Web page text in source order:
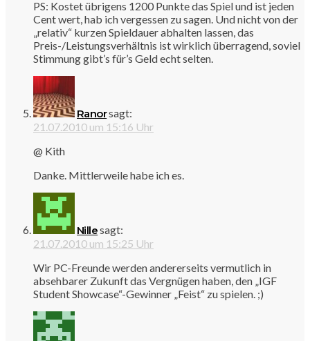
PS: Kostet übrigens 1200 Punkte das Spiel und ist jeden
Cent wert, hab ich vergessen zu sagen. Und nicht von der
„relativ“ kurzen Spieldauer abhalten lassen, das
Preis-/Leistungsverhältnis ist wirklich überragend, soviel
Stimmung gibt’s für’s Geld echt selten.
Ranorsagt:
21.07.2010 um 15:16 Uhr
@ Kith
Danke. Mittlerweile habe ich es.
Nillesagt:
21.07.2010 um 15:25 Uhr
Wir PC-Freunde werden andererseits vermutlich in
absehbarer Zukunft das Vergnügen haben, den „IGF
Student Showcase“-Gewinner „Feist“ zu spielen. ;)